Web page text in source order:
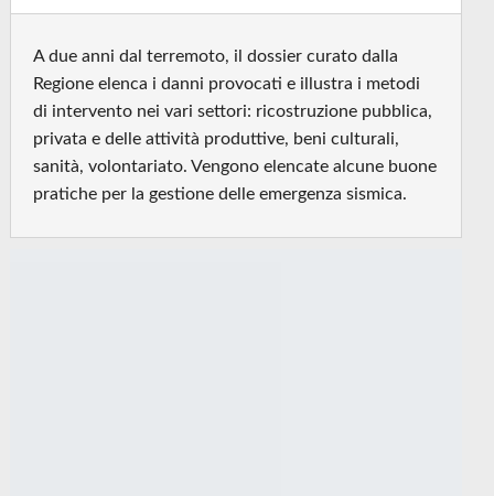
A due anni dal terremoto, il dossier curato dalla
Regione elenca i danni provocati e illustra i metodi
di intervento nei vari settori: ricostruzione pubblica,
privata e delle attività produttive, beni culturali,
sanità, volontariato. Vengono elencate alcune buone
pratiche per la gestione delle emergenza sismica.